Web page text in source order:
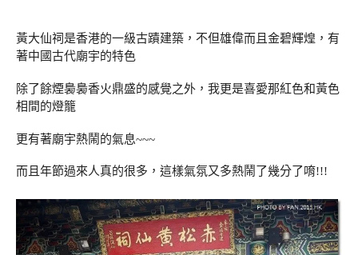
黃大仙祠是香港的一級古蹟建築，不但雄偉而且金碧輝煌，有
著中國古代廟宇的特色
除了餘煙裊裊香火鼎盛的感覺之外，我更是喜愛那紅色和黃色
相間的燈籠
更有著廟宇熱鬧的氣息~~~
而且年節過來人真的很多，這樣氣氛又多熱鬧了幾分了唷!!!